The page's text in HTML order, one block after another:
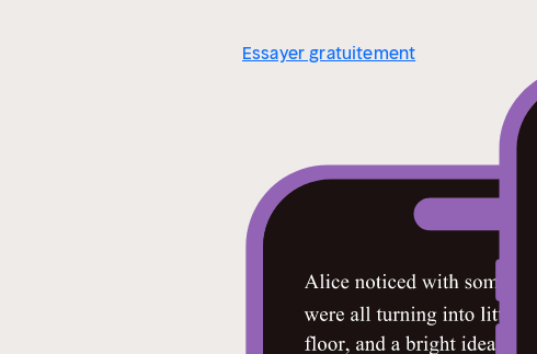
Essayer gratuitement